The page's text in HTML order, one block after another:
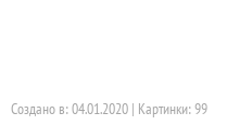
Создано в: 04.01.2020 | Картинки: 99